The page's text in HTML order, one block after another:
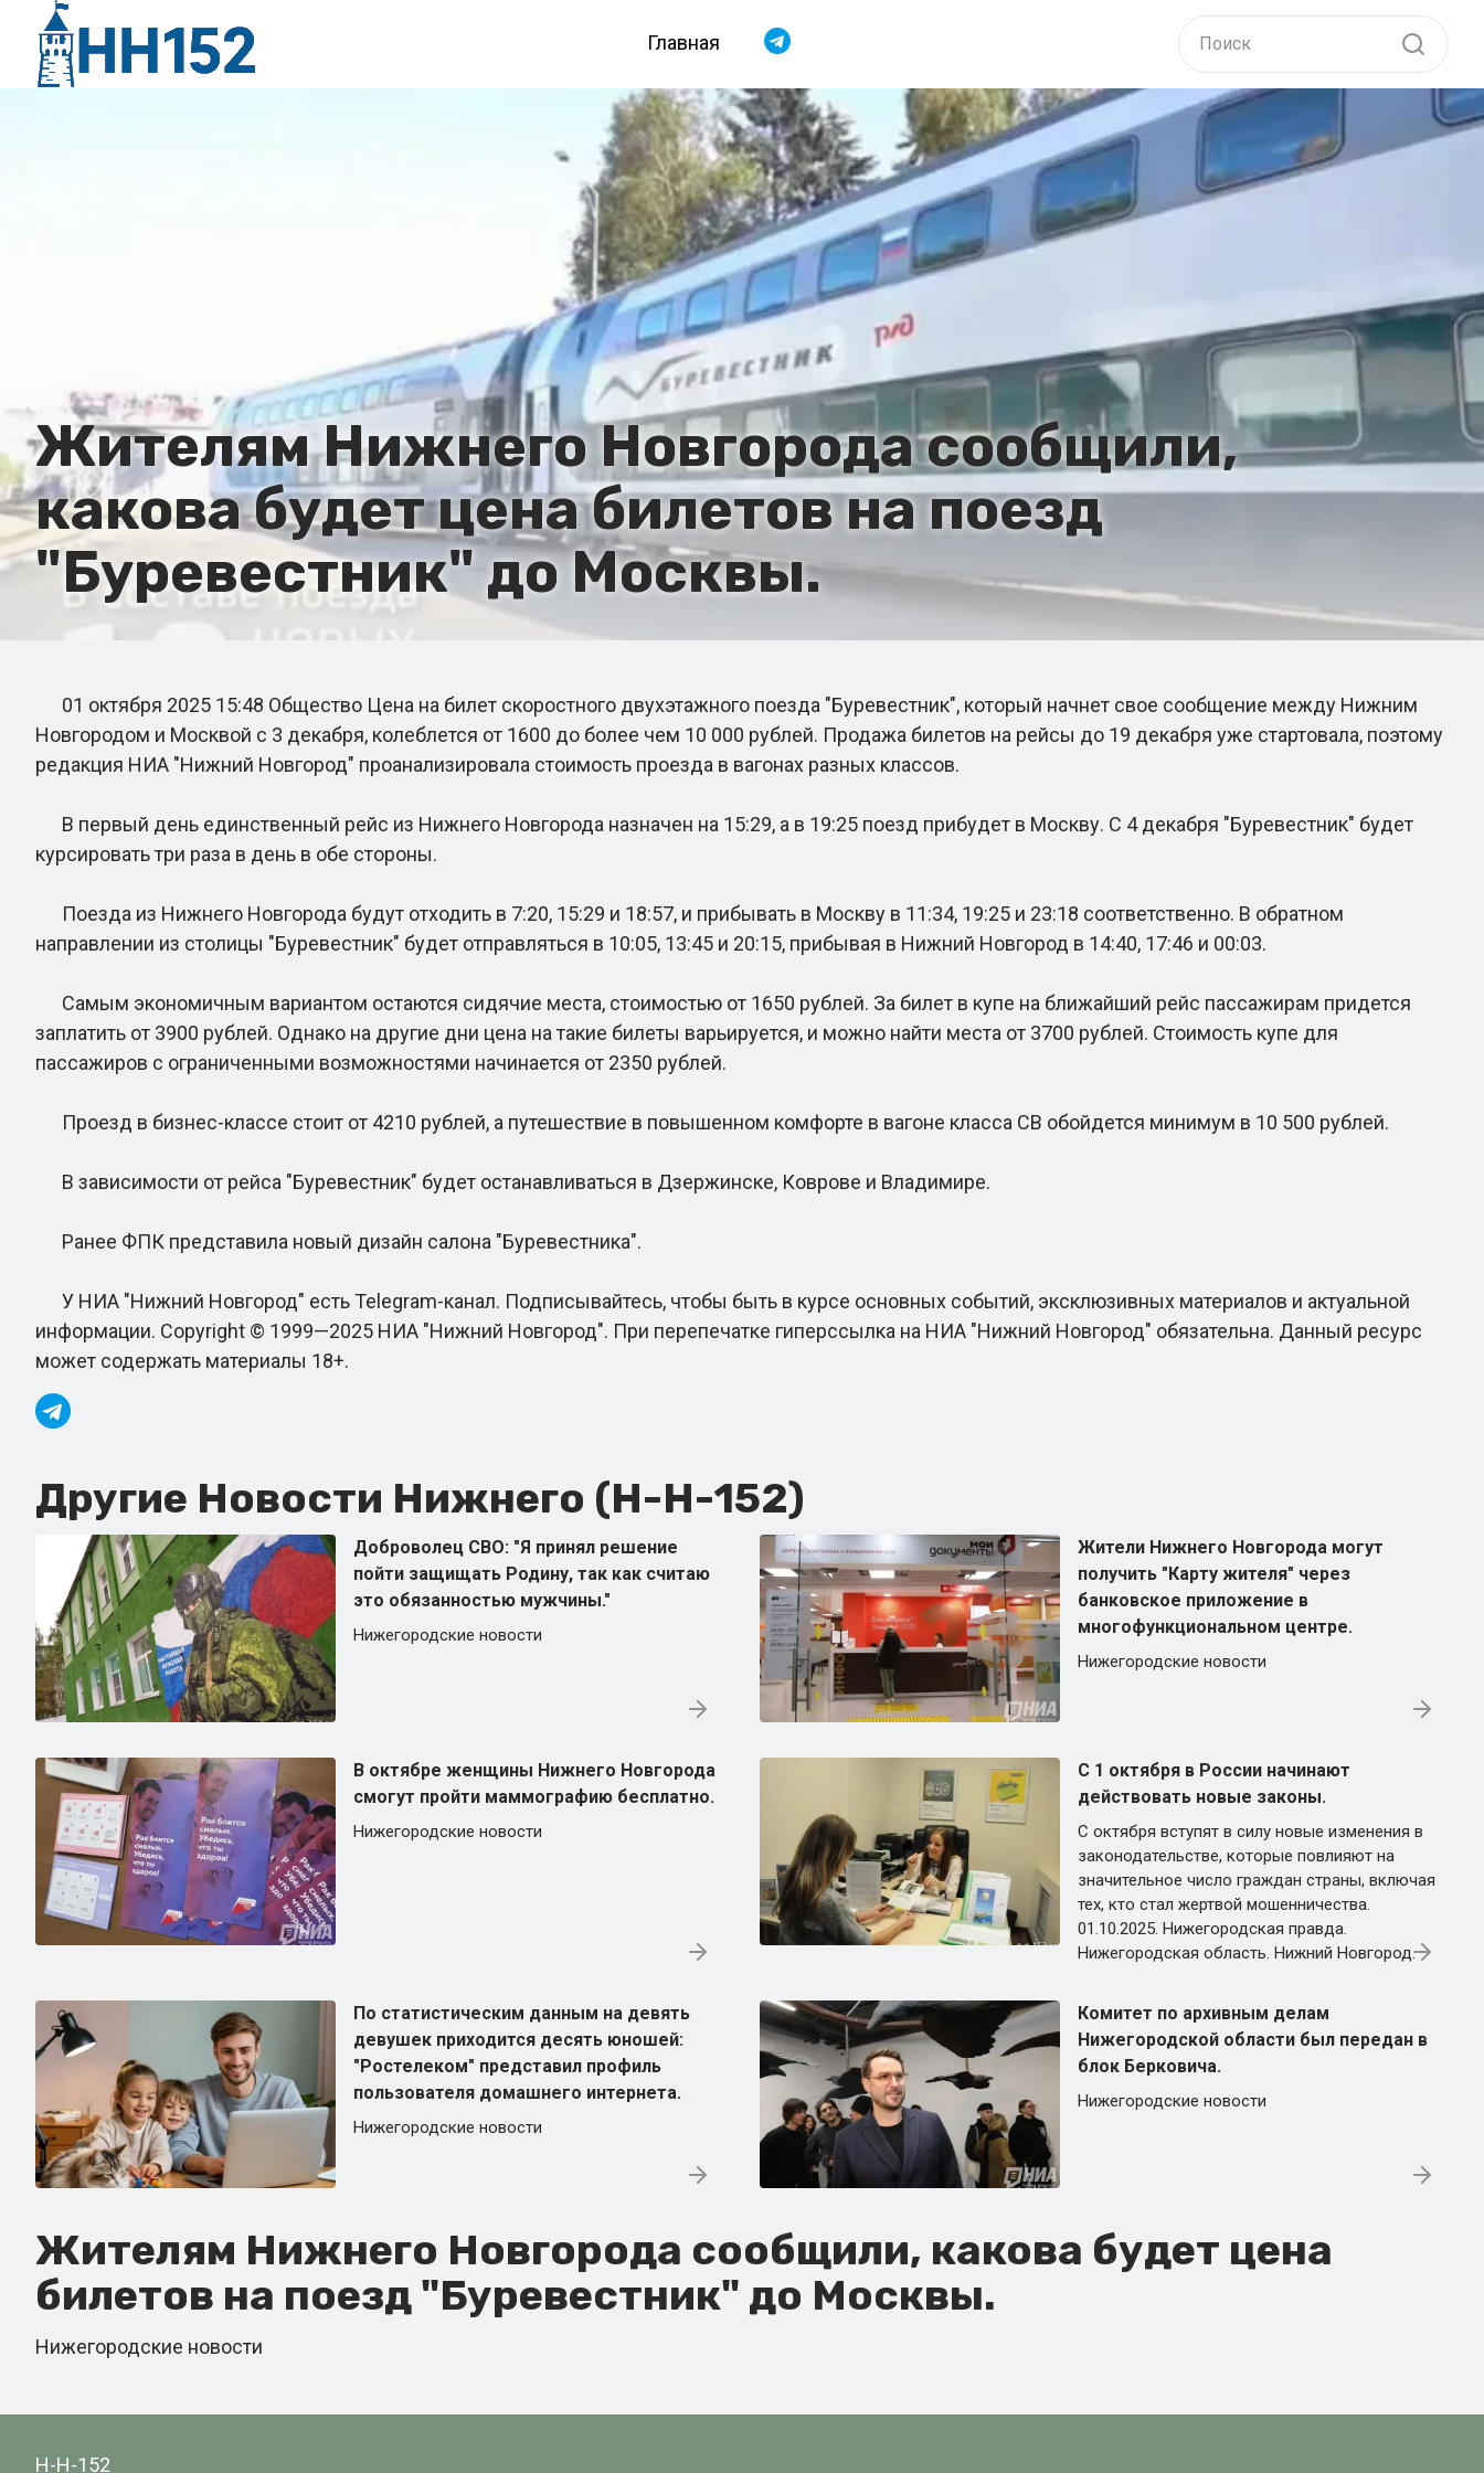
Главная
Жителям Нижнего Новгорода сообщили,
какова будет цена билетов на поезд
"Буревестник" до Москвы.
01 октября 2025 15:48 Общество Цена на билет скоростного двухэтажного поезда "Буревестник", который начнет свое сообщение между Нижним
Новгородом и Москвой с 3 декабря, колеблется от 1600 до более чем 10 000 рублей. Продажа билетов на рейсы до 19 декабря уже стартовала, поэтому
редакция НИА "Нижний Новгород" проанализировала стоимость проезда в вагонах разных классов.
В первый день единственный рейс из Нижнего Новгорода назначен на 15:29, а в 19:25 поезд прибудет в Москву. С 4 декабря "Буревестник" будет
курсировать три раза в день в обе стороны.
Поезда из Нижнего Новгорода будут отходить в 7:20, 15:29 и 18:57, и прибывать в Москву в 11:34, 19:25 и 23:18 соответственно. В обратном
направлении из столицы "Буревестник" будет отправляться в 10:05, 13:45 и 20:15, прибывая в Нижний Новгород в 14:40, 17:46 и 00:03.
Самым экономичным вариантом остаются сидячие места, стоимостью от 1650 рублей. За билет в купе на ближайший рейс пассажирам придется
заплатить от 3900 рублей. Однако на другие дни цена на такие билеты варьируется, и можно найти места от 3700 рублей. Стоимость купе для
пассажиров с ограниченными возможностями начинается от 2350 рублей.
Проезд в бизнес-классе стоит от 4210 рублей, а путешествие в повышенном комфорте в вагоне класса СВ обойдется минимум в 10 500 рублей.
В зависимости от рейса "Буревестник" будет останавливаться в Дзержинске, Коврове и Владимире.
Ранее ФПК представила новый дизайн салона "Буревестника".
У НИА "Нижний Новгород" есть Telegram-канал. Подписывайтесь, чтобы быть в курсе основных событий, эксклюзивных материалов и актуальной
информации. Copyright © 1999—2025 НИА "Нижний Новгород". При перепечатке гиперссылка на НИА "Нижний Новгород" обязательна. Данный ресурс
может содержать материалы 18+.
Другие Новости Нижнего (Н-Н-152)
Доброволец СВО: "Я принял решение
пойти защищать Родину, так как считаю
это обязанностью мужчины."
Нижегородские новости
Жители Нижнего Новгорода могут
получить "Карту жителя" через
банковское приложение в
многофункциональном центре.
Нижегородские новости
В октябре женщины Нижнего Новгорода
смогут пройти маммографию бесплатно.
Нижегородские новости
С 1 октября в России начинают
действовать новые законы.
С октября вступят в силу новые изменения в
законодательстве, которые повлияют на
значительное число граждан страны, включая
тех, кто стал жертвой мошенничества.
01.10.2025. Нижегородская правда.
Нижегородская область. Нижний Новгород.
По статистическим данным на девять
девушек приходится десять юношей:
"Ростелеком" представил профиль
пользователя домашнего интернета.
Нижегородские новости
Комитет по архивным делам
Нижегородской области был передан в
блок Берковича.
Нижегородские новости
Жителям Нижнего Новгорода сообщили, какова будет цена
билетов на поезд "Буревестник" до Москвы.
Нижегородские новости
Н-Н-152